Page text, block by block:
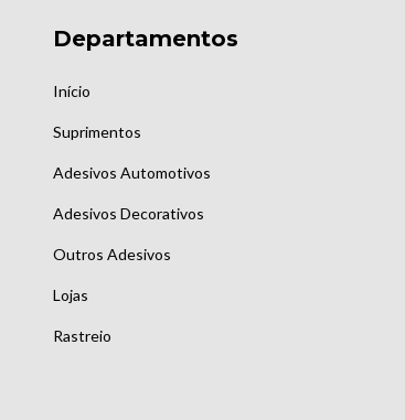
Departamentos
Início
Suprimentos
Adesivos Automotivos
Adesivos Decorativos
Outros Adesivos
Lojas
Rastreio